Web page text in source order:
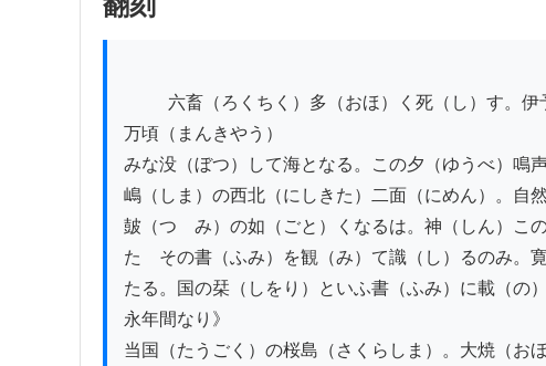
万頃（まんきやう）
みな没（ぼつ）して海となる。この夕（ゆうべ）鳴
嶋（しま）の西北（にしきた）二面（にめん）。自
皷（つゞみ）の如（ごと）くなるは。神（しん）こ
たゞその書（ふみ）を観（み）て識（し）るのみ。
たる。国の栞（しをり）といふ書（ふみ）に載（の
永年間なり》
当国（たうごく）の桜島（さくらしま）。大焼（お